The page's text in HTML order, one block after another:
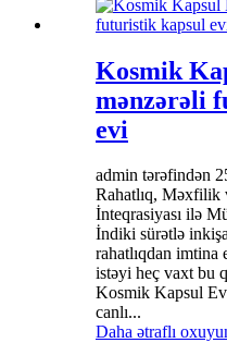
Kosmik
mənzərəli
evi
admin tərəfindən
Rahatlıq, Məxfilik
İnteqrasiyası ilə
İndiki sürətlə
rahatlıqdan imtina
istəyi heç vaxt bu
Kosmik Kapsul
canlı...
Daha ətraflı